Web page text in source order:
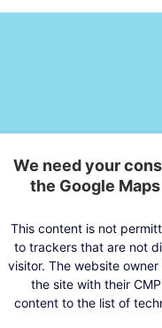
We need your
the Google
This content is not
to trackers that are not
visitor. The website
the site with their
content to the list of